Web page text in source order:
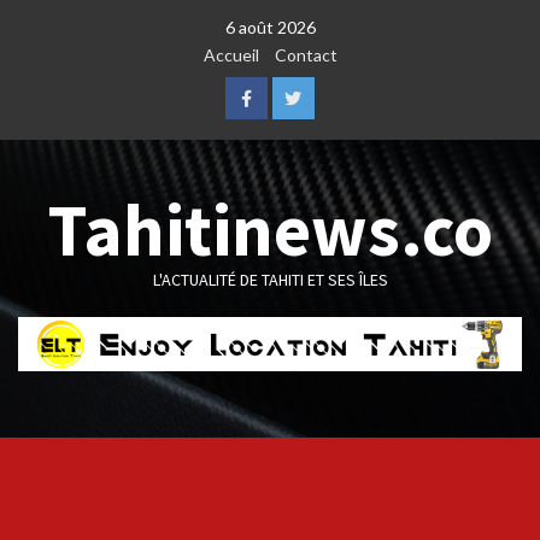
6 août 2026
Accueil
Contact
FacebookTwitter
Tahitinews.co
L'ACTUALITÉ DE TAHITI ET SES ÎLES